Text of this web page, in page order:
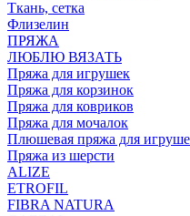
Ткань, сетка
Флизелин
ПРЯЖА
ЛЮБЛЮ ВЯЗАТЬ
Пряжа для игрушек
Пряжа для корзинок
Пряжа для ковриков
Пряжа для мочалок
Плюшевая пряжа для
Пряжа из шерсти
ALIZE
ETROFIL
FIBRA NATURA